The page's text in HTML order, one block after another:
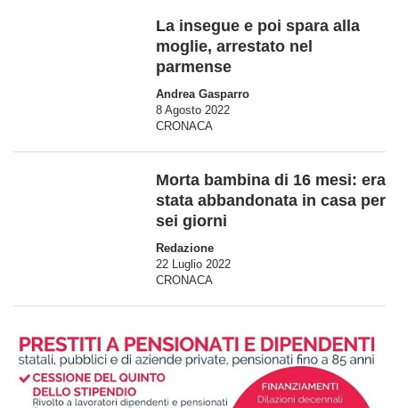
La insegue e poi spara alla
moglie, arrestato nel
parmense
Andrea Gasparro
8 Agosto 2022
CRONACA
Morta bambina di 16 mesi: era
stata abbandonata in casa per
sei giorni
Redazione
22 Luglio 2022
CRONACA